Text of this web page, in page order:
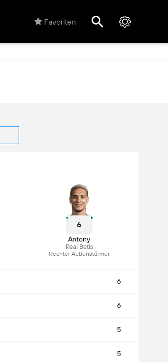
Favoriten
6
Antony
Real Betis
Rechter Außenstürmer
6
6
5
5